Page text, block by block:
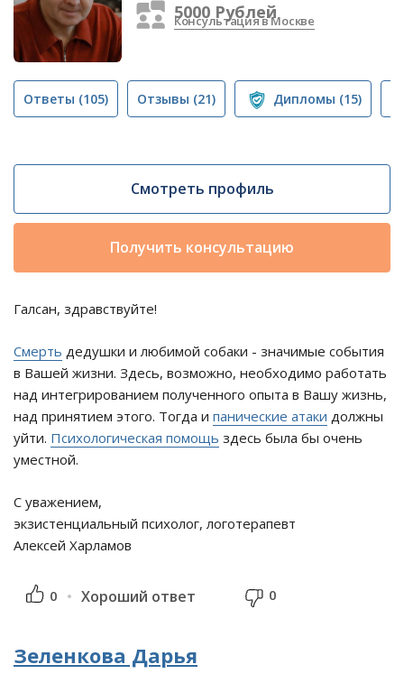
5000 Рублей
Консультация в Москве
Ответы (105) Отзывы (21) Дипломы (15)
Смотреть профиль
Получить консультацию
Галсан, здравствуйте!
Смерть дедушки и любимой собаки - значимые события
в Вашей жизни. Здесь, возможно, необходимо работать
над интегрированием полученного опыта в Вашу жизнь,
над принятием этого. Тогда и панические атаки должны
уйти. Психологическая помощь здесь была бы очень
уместной.
С уважением,
экзистенциальный психолог, логотерапевт
Алексей Харламов
0 Хороший ответ 0
Зеленкова Дарья